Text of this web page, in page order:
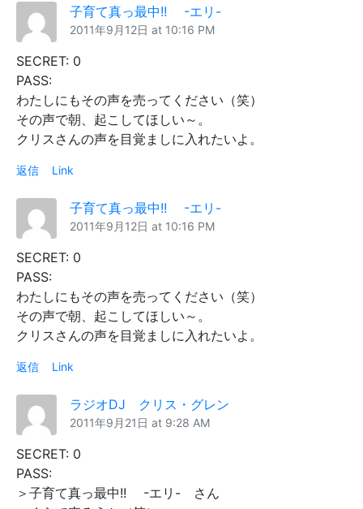
子育て真っ最中!! -エリ-
2011年9月12日 at 10:16 PM
SECRET: 0
PASS:
わたしにもその声を売ってください（笑）
その声で朝、起こしてほしい～。
クリスさんの声を目覚ましに入れたいよ。
返信 Link
子育て真っ最中!! -エリ-
2011年9月12日 at 10:16 PM
SECRET: 0
PASS:
わたしにもその声を売ってください（笑）
その声で朝、起こしてほしい～。
クリスさんの声を目覚ましに入れたいよ。
返信 Link
ラジオDJ クリス・グレン
2011年9月21日 at 9:28 AM
SECRET: 0
PASS:
＞子育て真っ最中!! -エリ- さん